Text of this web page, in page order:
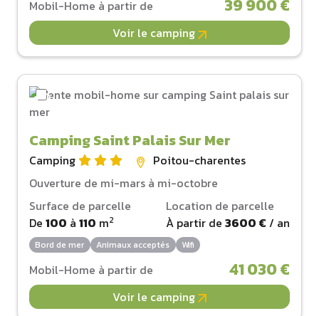
Mobil-Home à partir de 39 900 €
Voir le camping
Camping Saint Palais Sur Mer
Camping
Poitou-charentes
Ouverture de mi-mars à mi-octobre
Surface de parcelle
De 100 à 110 m2
Location de parcelle
À partir de 3600 € / an
Bord de mer Animaux acceptés Wifi
Mobil-Home à partir de 41 030 €
Voir le camping